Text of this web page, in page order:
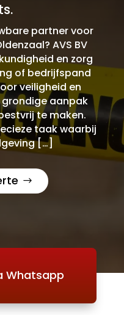
partner voor
AVS BV
en zorg
of bedrijfspand
veiligheid en
grondige aanpak
te maken.
taak waarbij
[…]
Whatsapp